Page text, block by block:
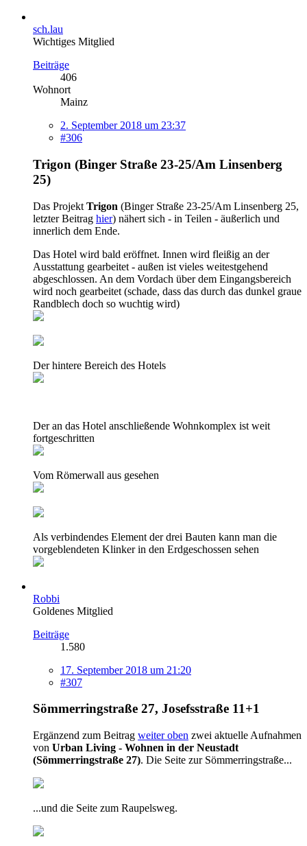
sch.lau
Wichtiges Mitglied
Beiträge
406
Wohnort
Mainz
2. September 2018 um 23:37
#306
Trigon (Binger Straße 23-25/Am Linsenberg
25)
Das Projekt Trigon (Binger Straße 23-25/Am Linsenberg 25,
letzter Beitrag hier) nähert sich - in Teilen - äußerlich und
innerlich dem Ende.
Das Hotel wird bald eröffnet. Innen wird fleißig an der
Ausstattung gearbeitet - außen ist vieles weitestgehend
abgeschlossen. An dem Vordach über dem Eingangsbereich
wird noch gearbeitet (schade, dass das durch das dunkel graue
Randblech doch so wuchtig wird)
Der hintere Bereich des Hotels
Der an das Hotel anschließende Wohnkomplex ist weit
fortgeschritten
Vom Römerwall aus gesehen
Als verbindendes Element der drei Bauten kann man die
vorgeblendeten Klinker in den Erdgeschossen sehen
Robbi
Goldenes Mitglied
Beiträge
1.580
17. September 2018 um 21:20
#307
Sömmerringstraße 27, Josefsstraße 11+1
Ergänzend zum Beitrag weiter oben zwei aktuelle Aufnahmen
von Urban Living - Wohnen in der Neustadt
(Sömmerringstraße 27). Die Seite zur Sömmerringstraße...
...und die Seite zum Raupelsweg.